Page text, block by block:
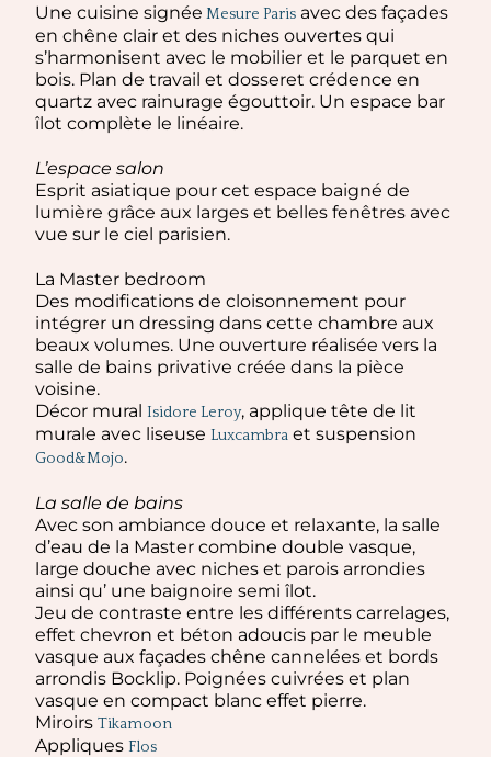
Une cuisine signée Mesure Paris avec des façades
en chêne clair et des niches ouvertes qui
s’harmonisent avec le mobilier et le parquet en
bois. Plan de travail et dosseret crédence en
quartz avec rainurage égouttoir. Un espace bar
îlot complète le linéaire.
L’espace salon
Esprit asiatique pour cet espace baigné de
lumière grâce aux larges et belles fenêtres avec
vue sur le ciel parisien.
La Master bedroom
Des modifications de cloisonnement pour
intégrer un dressing dans cette chambre aux
beaux volumes. Une ouverture réalisée vers la
salle de bains privative créée dans la pièce
voisine.
Décor muralIsidore Leroy, applique tête de lit
murale avec liseuseLuxcambra et suspension
Good&Mojo.
La salle de bains
Avec son ambiance douce et relaxante, la salle
d’eau de la Master combine double vasque,
large douche avec niches et parois arrondies
ainsi qu’ une baignoire semi îlot.
Jeu de contraste entre les différents carrelages,
effet chevron et béton adoucis par le meuble
vasque aux façades chêne cannelées et bords
arrondis Bocklip. Poignées cuivrées et plan
vasque en compact blanc effet pierre.
MiroirsTikamoon
AppliquesFlos